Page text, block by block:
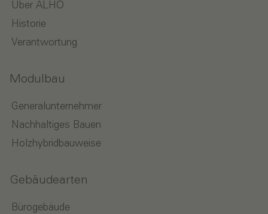
Über ALHO
Historie
Verantwortung
Modulbau
Generalunternehmer
Nachhaltiges Bauen
Holzhybridbauweise
Gebäudearten
Bürogebäude